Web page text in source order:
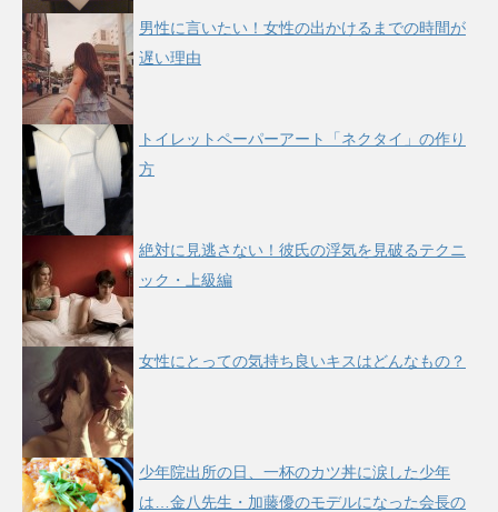
男性に言いたい！女性の出かけるまでの時間が
遅い理由
トイレットペーパーアート「ネクタイ」の作り
方
絶対に見逃さない！彼氏の浮気を見破るテクニ
ック・上級編
女性にとっての気持ち良いキスはどんなもの？
少年院出所の日、一杯のカツ丼に涙した少年
は…金八先生・加藤優のモデルになった会長の